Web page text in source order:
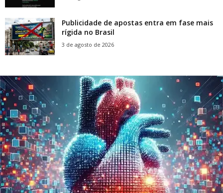
Publicidade de apostas entra em fase mais
rígida no Brasil
3 de agosto de 2026